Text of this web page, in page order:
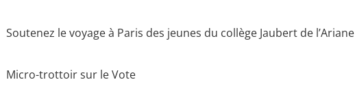
Soutenez le voyage à Paris des jeunes du collège Jaubert de l’Ariane
Micro-trottoir sur le Vote